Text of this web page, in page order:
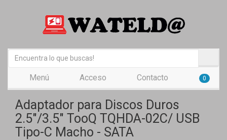
Menú Acceso Contacto 0
Adaptador para Discos Duros
2.5"/3.5" TooQ TQHDA-02C/ USB
Tipo-C Macho - SATA